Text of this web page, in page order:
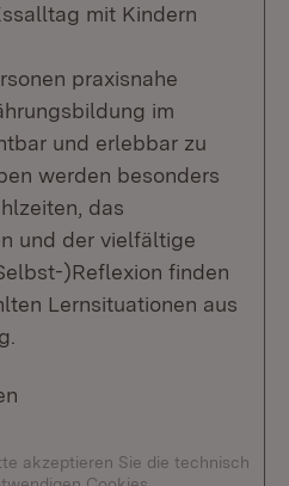
mit Kindern
praxisnahe
im
und erlebbar zu
werden besonders
das
und der vielfältige
)Reflexion finden
Lernsituationen aus
akzeptieren Sie die technisch